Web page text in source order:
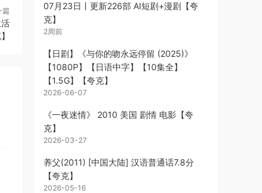
篇
07月23日丨更新226部 AI短剧+漫剧【夸
克】
2周前
【日剧】《与你的吻永远停留 (2025)》
【1080P】【日语中字】【10集全】
【1.5G】【夸克】
2026-06-07
《一夜迷情》 2010 美国 剧情 电影【夸
克】
2026-03-27
养父(2011) [中国大陆] 汉语普通话7.8分
【夸克】
2026-05-16